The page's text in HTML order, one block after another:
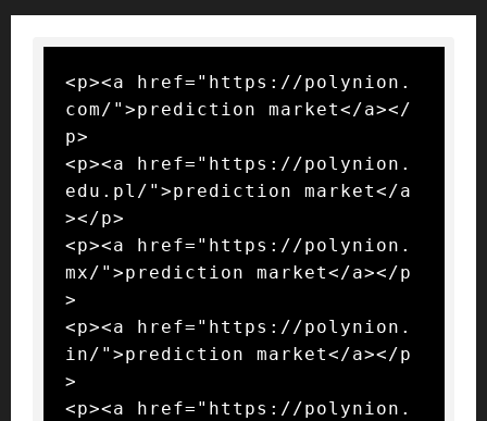
<p><a href="https://polynion.
com/">prediction market</a></
p>
<p><a href="https://polynion.
edu.pl/">prediction market</a
></p>
<p><a href="https://polynion.
mx/">prediction market</a></p
>
<p><a href="https://polynion.
in/">prediction market</a></p
>
<p><a href="https://polynion.